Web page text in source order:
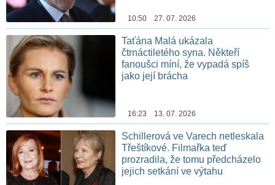
10:50 27. 07. 2026
Taťána Malá ukázala
čtrnáctiletého syna. Někteří
fanoušci míní, že vypadá spíš
jako její brácha
16:23 13. 07. 2026
Schillerová ve Varech netleskala
Třeštíkové. Filmařka teď
prozradila, že tomu předcházelo
jejich setkání ve výtahu